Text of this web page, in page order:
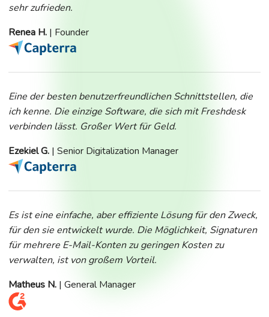
sehr zufrieden.
Renea H. | Founder
Eine der besten benutzerfreundlichen Schnittstellen, die
ich kenne. Die einzige Software, die sich mit Freshdesk
verbinden lässt. Großer Wert für Geld.
Ezekiel G. | Senior Digitalization Manager
Es ist eine einfache, aber effiziente Lösung für den Zweck,
für den sie entwickelt wurde. Die Möglichkeit, Signaturen
für mehrere E-Mail-Konten zu geringen Kosten zu
verwalten, ist von großem Vorteil.
Matheus N. | General Manager